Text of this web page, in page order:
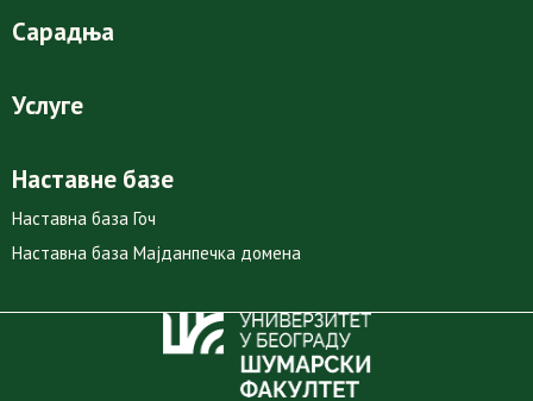
Сарадња
Услуге
Наставне базе
Наставна база Гоч
Наставна база Мајданпечка домена